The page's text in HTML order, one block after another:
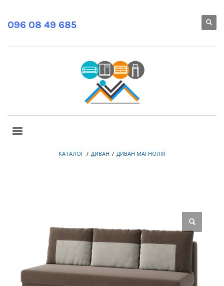
096 08 49 685
КАТАЛОГ ДИВАН ДИВАН МАГНОЛІЯ